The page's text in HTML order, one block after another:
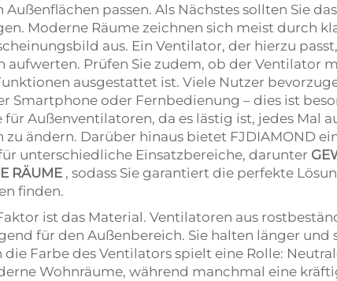
Außenflächen passen. Als Nächstes sollten Sie
Moderne Räume zeichnen sich meist durch
aus. Ein Ventilator, der hierzu
aufwerten. Prüfen Sie zudem, ob der Ventilator
ausgestattet ist. Viele Nutzer
Smartphone oder Fernbedienung – dies ist
für Außenventilatoren, da es lästig ist, jedes Mal
zu ändern. Darüber hinaus bietet FJDIAMOND
unterschiedliche Einsatzbereiche, darunter
RÄUME , sodass Sie garantiert die perfekte
finden.
ist das Material. Ventilatoren aus
für den Außenbereich. Sie halten länger und
die Farbe des Ventilators spielt eine Rolle:
Wohnräume, während manchmal eine